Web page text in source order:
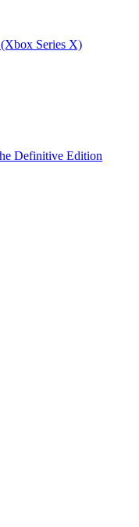
Series X)
Definitive Edition